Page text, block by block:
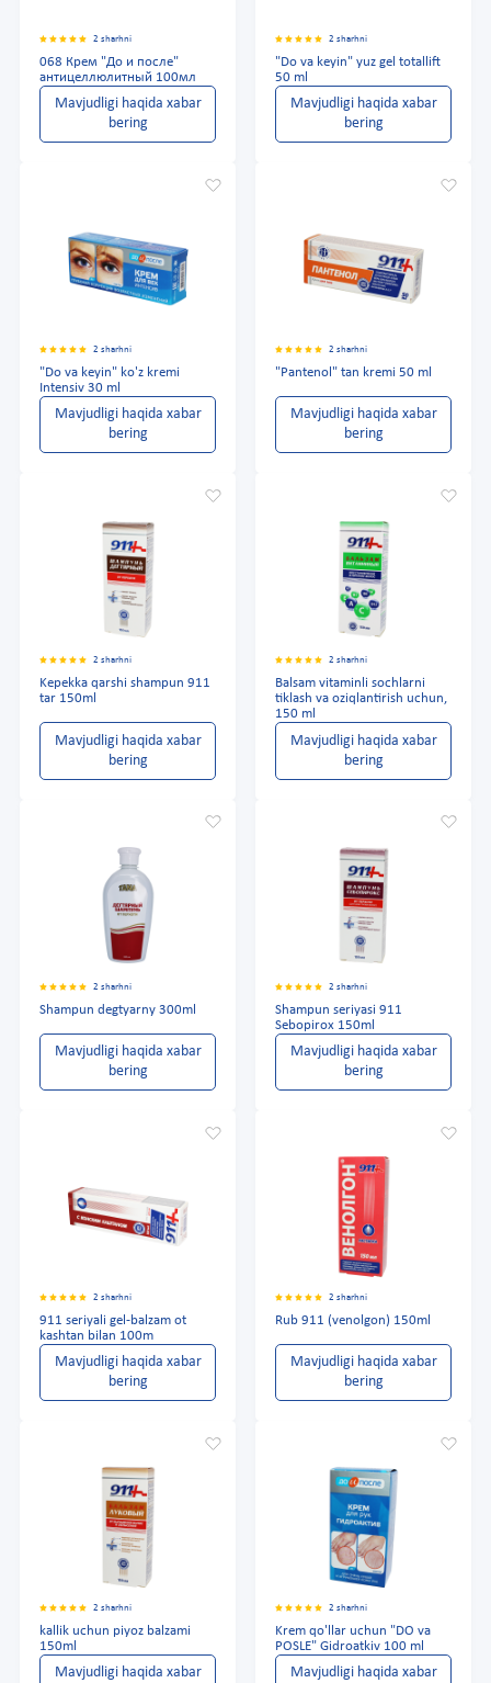
2 sharhni
068 Крем "До и после"
антицеллюлитный 100мл
Mavjudligi haqida xabar
bering
2 sharhni
"Do va keyin" yuz gel totallift
50 ml
Mavjudligi haqida xabar
bering
2 sharhni
"Do va keyin" ko'z kremi
Intensiv 30 ml
Mavjudligi haqida xabar
bering
2 sharhni
"Pantenol" tan kremi 50 ml
Mavjudligi haqida xabar
bering
2 sharhni
Kepekka qarshi shampun 911
tar 150ml
Mavjudligi haqida xabar
bering
2 sharhni
Balsam vitaminli sochlarni
tiklash va oziqlantirish uchun,
150 ml
Mavjudligi haqida xabar
bering
2 sharhni
Shampun degtyarny 300ml
Mavjudligi haqida xabar
bering
2 sharhni
Shampun seriyasi 911
Sebopirox 150ml
Mavjudligi haqida xabar
bering
2 sharhni
911 seriyali gel-balzam ot
kashtan bilan 100m
Mavjudligi haqida xabar
bering
2 sharhni
Rub 911 (venolgon) 150ml
Mavjudligi haqida xabar
bering
2 sharhni
kallik uchun piyoz balzami
150ml
Mavjudligi haqida xabar
2 sharhni
Krem qo'llar uchun "DO va
POSLE" Gidroatkiv 100 ml
Mavjudligi haqida xabar